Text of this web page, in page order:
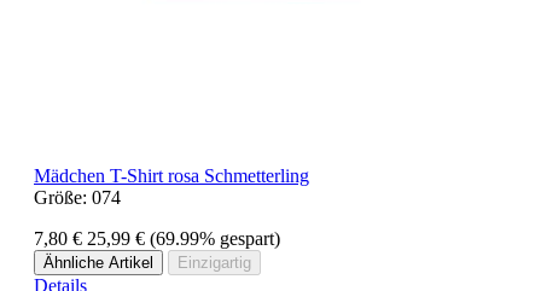
Mädchen T-Shirt rosa Schmetterling
Größe: 074
7,80 € 25,99 € (69.99% gespart)
Ähnliche Artikel Einzigartig
Details